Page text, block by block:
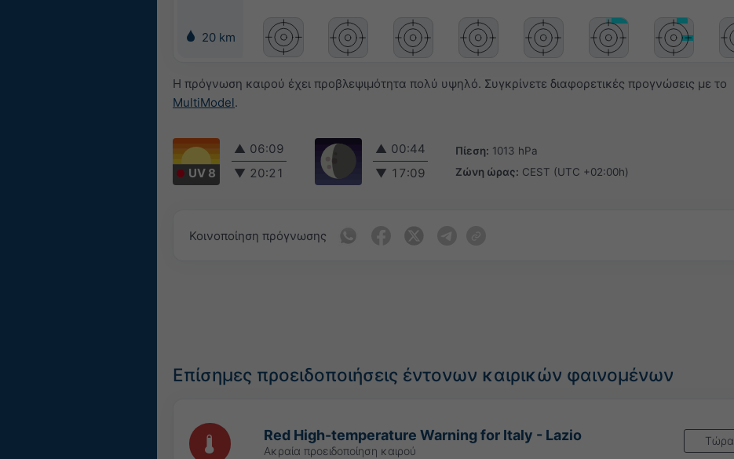
20 km
Η πρόγνωση καιρού έχει προβλεψιμότητα πολύ υψηλό. Συγκρίνετε διαφορετικές προγνώσεις με το
MultiModel.
UV 8
▲ 06:09
▼ 20:21
▲ 00:44
▼ 17:09
Πίεση: 1013 hPa
Ζώνη ώρας: CEST (UTC +02:00h)
Κοινοποίηση πρόγνωσης
Επίσημες προειδοποιήσεις έντονων καιρικών φαινομένων
Red High-temperature Warning for Italy - Lazio
Ακραία προειδοποίηση καιρού
Τώρα